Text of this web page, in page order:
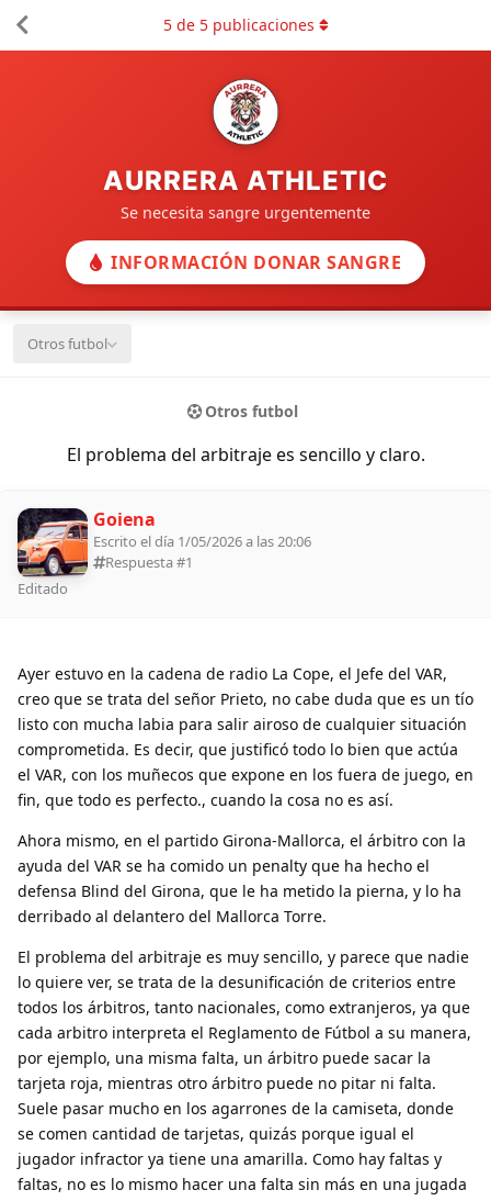
AURRERA ATHLETIC
Se necesita sangre urgentemente
INFORMACIÓN DONAR SANGRE
Otros futbol
Otros futbol
El problema del arbitraje es sencillo y claro.
5de 5publicaciones
Goiena
Escrito el día 1/05/2026 a las 20:06
Respuesta #1
Editado
Ayer estuvo en la cadena de radio La Cope, el Jefe del VAR,
creo que se trata del señor Prieto, no cabe duda que es un tío
listo con mucha labia para salir airoso de cualquier situación
comprometida. Es decir, que justificó todo lo bien que actúa
el VAR, con los muñecos que expone en los fuera de juego, en
fin, que todo es perfecto., cuando la cosa no es así.
Ahora mismo, en el partido Girona-Mallorca, el árbitro con la
ayuda del VAR se ha comido un penalty que ha hecho el
defensa Blind del Girona, que le ha metido la pierna, y lo ha
derribado al delantero del Mallorca Torre.
El problema del arbitraje es muy sencillo, y parece que nadie
lo quiere ver, se trata de la desunificación de criterios entre
todos los árbitros, tanto nacionales, como extranjeros, ya que
cada arbitro interpreta el Reglamento de Fútbol a su manera,
por ejemplo, una misma falta, un árbitro puede sacar la
tarjeta roja, mientras otro árbitro puede no pitar ni falta.
Suele pasar mucho en los agarrones de la camiseta, donde
se comen cantidad de tarjetas, quizás porque igual el
jugador infractor ya tiene una amarilla. Como hay faltas y
faltas, no es lo mismo hacer una falta sin más en una jugada